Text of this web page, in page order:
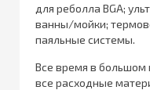
для реболла BGA;
ванны/мойки;
паяльные системы.
Все время в большом
все расходные